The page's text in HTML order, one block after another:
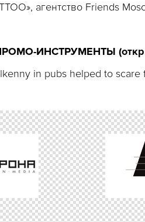
агентство Friends
ИНСТРУМЕНТЫ
in pubs helped to
GAMES (онлайн-игры,
Квест “Мумий Тролль 2.0”»,
И ИНЫЕ
Party Saver»,